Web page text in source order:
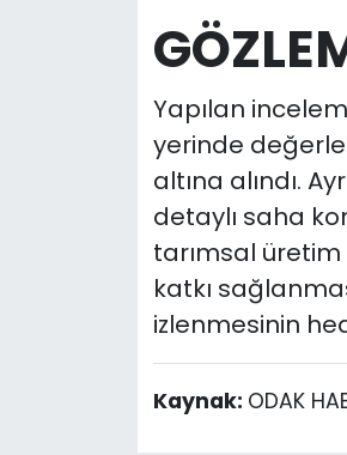
Yapılan
yerinde
altına alındı.
detaylı saha
tarımsal
katkı
izlenmesinin
Kaynak: ODAK